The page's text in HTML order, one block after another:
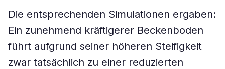
Die entsprechenden Simulationen ergaben:
Ein zunehmend kräftigerer Beckenboden
führt aufgrund seiner höheren Steifigkeit
zwar tatsächlich zu einer reduzierten